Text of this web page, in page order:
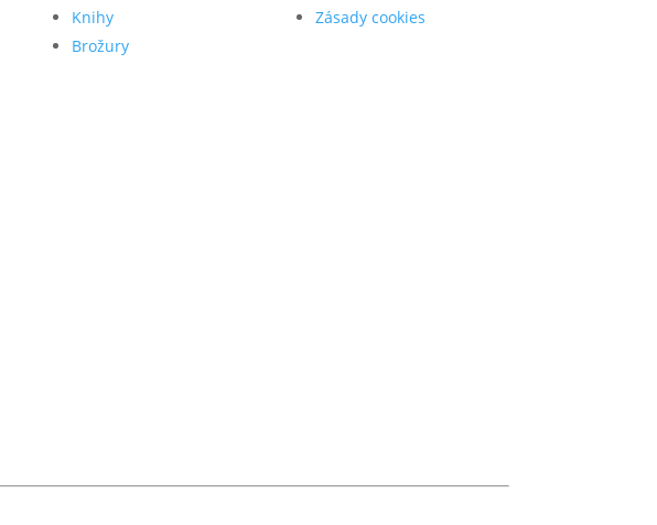
Knihy
Brožury
Zásady cookies